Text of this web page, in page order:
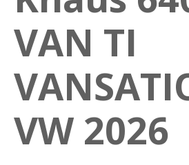
VAN TI
VW 2026